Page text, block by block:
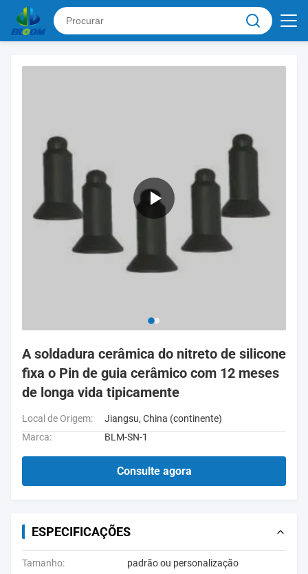
A soldadura cerâmica do nitreto de silicone
fixa o Pin de guia cerâmico com 12 meses
de longa vida tipicamente
Local de Origem:
Jiangsu, China (continente)
Marca:
BLM-SN-1
Consulte agora
ESPECIFICAÇÕES
Tamanho: padrão ou personalização